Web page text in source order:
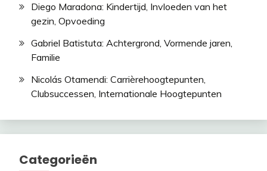
Diego Maradona: Kindertijd, Invloeden van het
gezin, Opvoeding
Gabriel Batistuta: Achtergrond, Vormende jaren,
Familie
Nicolás Otamendi: Carrièrehoogtepunten,
Clubsuccessen, Internationale Hoogtepunten
Categorieën